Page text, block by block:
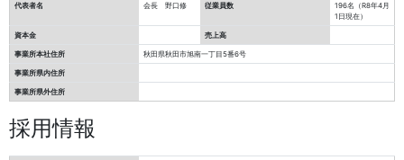
代表者名 会長 野口修 従業員数
196名（R8年4月
1日現在）
資本金 売上高
事業所本社住所 秋田県秋田市旭南一丁目5番6号
事業所県内住所
事業所県外住所
採用情報